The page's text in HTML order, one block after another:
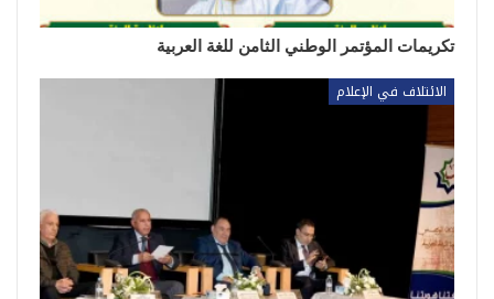
تكريمات المؤتمر الوطني الثامن للغة العربية
الائتلاف في الإعلام